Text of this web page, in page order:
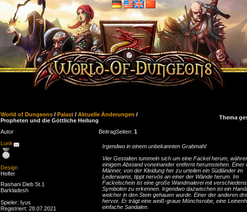
World of Dungeons / Palast / Aktuelle Änderungen /
Propheten und die Göttliche Heilung
Thema
Autor BeitragSeiten: 1
Lunk
Design
Helfer
Rashani Dieb St.1
Barkladesh
Spieler: Iyus
Registriert: 28.07.2021
Irgendwo in einem unbekannten Grabmahl
Vier Gestalten tummeln sich um eine Fackel herum,
einigem Abstand voneinander entfernt herumstehen. Einer
Männer, von der Kleidung her zu urteilen ein Südländer im
Lederwams, tippt nervös an einer der Wände herum. Im
Fackelschein ist eine große Wandmalerei mit
Symbolen zu erkennen. Irgendwo dazwischen ist ein
welcher in den Stein gehauen wurde. Einer der anderen
hervor. Er trägt eine weiß-graue Mönchsrobe, eine
einfache Sandalen.